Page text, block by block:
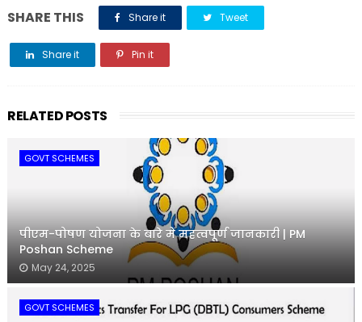
SHARE THIS Share it Tweet
Share it Pin it
RELATED POSTS
GOVT SCHEMES
पीएम-पोषण योजना के बारे में महत्वपूर्ण जानकारी | PM
Poshan Scheme
May 24, 2025
GOVT SCHEMES